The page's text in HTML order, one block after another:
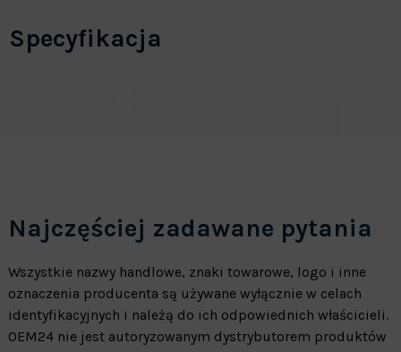
Specyfikacja
Najczęściej zadawane pytania
Wszystkie nazwy handlowe, znaki towarowe, logo i inne
oznaczenia producenta są używane wyłącznie w celach
identyfikacyjnych i należą do ich odpowiednich właścicieli.
OEM24 nie jest autoryzowanym dystrybutorem produktów